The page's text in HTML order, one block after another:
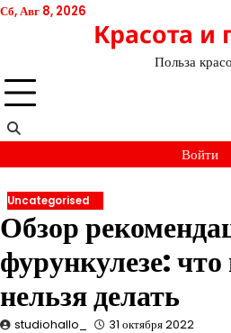
Перейти
Сб, Авг 8, 2026
Красота и
Польза
Войти
Uncategorised
Обзор
фурункулезе:
нельзя делать
studiohallo_ 31 октября 2022